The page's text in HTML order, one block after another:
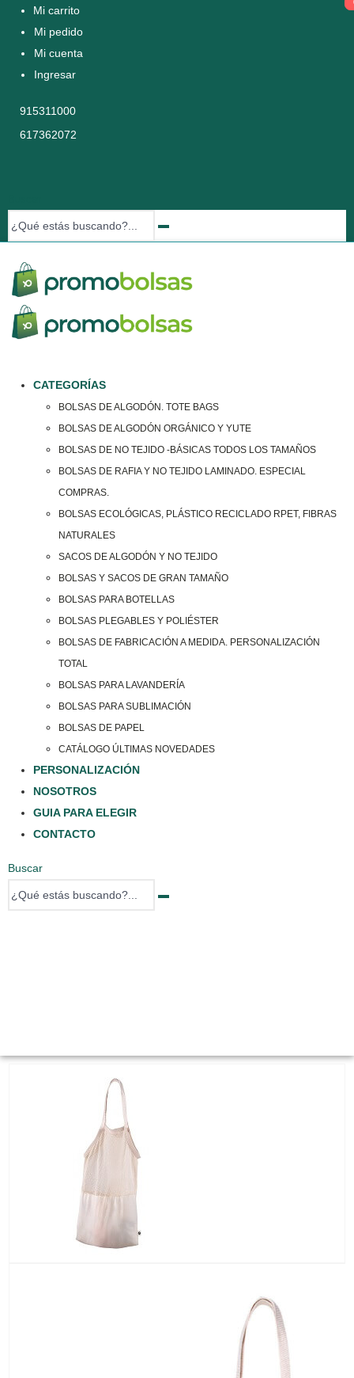
Mi carrito
Mi pedido
Mi cuenta
Ingresar
915311000
617362072
CATEGORÍAS
BOLSAS DE ALGODÓN. TOTE BAGS
BOLSAS DE ALGODÓN ORGÁNICO Y YUTE
BOLSAS DE NO TEJIDO -BÁSICAS TODOS LOS TAMAÑOS
BOLSAS DE RAFIA Y NO TEJIDO LAMINADO. ESPECIAL
COMPRAS.
BOLSAS ECOLÓGICAS, PLÁSTICO RECICLADO RPET, FIBRAS
NATURALES
SACOS DE ALGODÓN Y NO TEJIDO
BOLSAS Y SACOS DE GRAN TAMAÑO
BOLSAS PARA BOTELLAS
BOLSAS PLEGABLES Y POLIÉSTER
BOLSAS DE FABRICACIÓN A MEDIDA. PERSONALIZACIÓN
TOTAL
BOLSAS PARA LAVANDERÍA
BOLSAS PARA SUBLIMACIÓN
BOLSAS DE PAPEL
CATÁLOGO ÚLTIMAS NOVEDADES
PERSONALIZACIÓN
NOSOTROS
GUIA PARA ELEGIR
CONTACTO
Buscar